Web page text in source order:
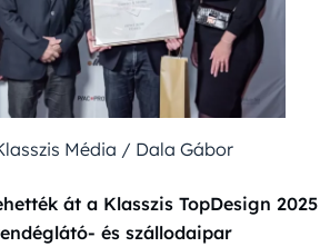
Média / Dala Gábor
át a Klasszis TopDesign 2025
és szállodaipar